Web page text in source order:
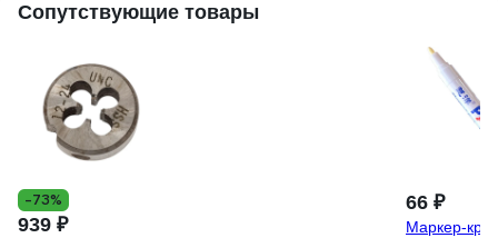
Сопутствующие товары
-73%
939 ₽
66 ₽
Маркер-